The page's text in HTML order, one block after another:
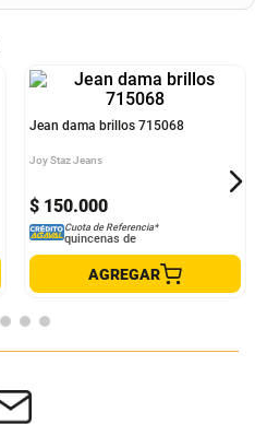
Jean dama brillos 715068
$ 150.000